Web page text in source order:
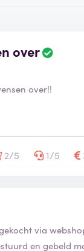
over
over!!
2/5 1/5
via
en gebeld